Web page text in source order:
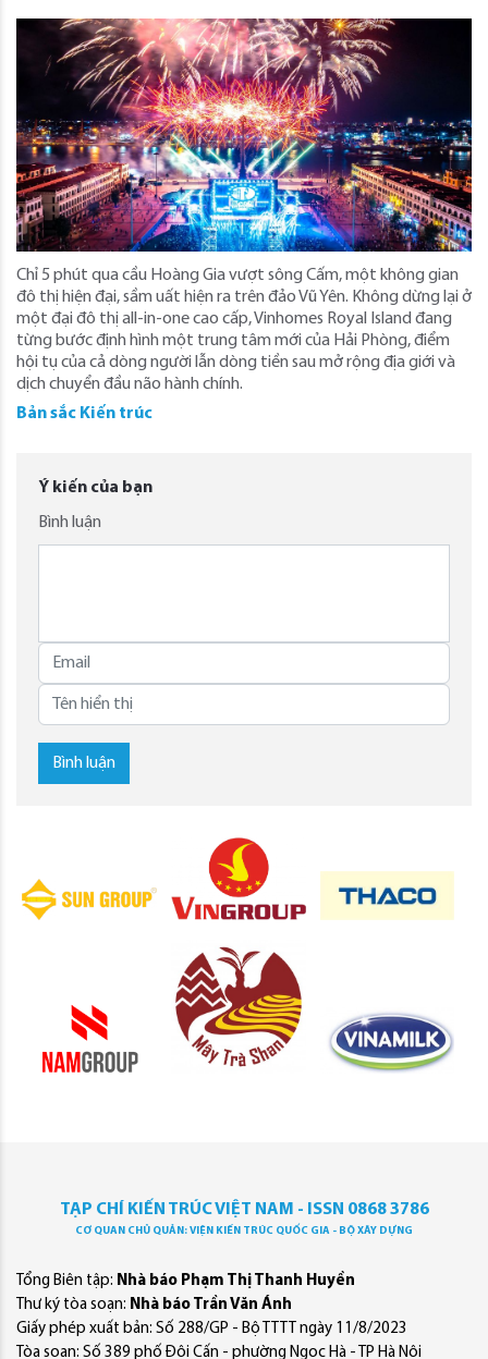
Chỉ 5 phút qua cầu Hoàng Gia vượt sông Cấm, một không gian
đô thị hiện đại, sầm uất hiện ra trên đảo Vũ Yên. Không dừng lại ở
một đại đô thị all-in-one cao cấp, Vinhomes Royal Island đang
từng bước định hình một trung tâm mới của Hải Phòng, điểm
hội tụ của cả dòng người lẫn dòng tiền sau mở rộng địa giới và
dịch chuyển đầu não hành chính.
Bản sắc Kiến trúc
Ý kiến của bạn
Bình luận
Bình luận
TẠP CHÍ KIẾN TRÚC VIỆT NAM - ISSN 0868 3786
CƠ QUAN CHỦ QUẢN: VIỆN KIẾN TRÚC QUỐC GIA - BỘ XÂY DỰNG
Tổng Biên tập: Nhà báo Phạm Thị Thanh Huyền
Thư ký tòa soạn: Nhà báo Trần Văn Ánh
Giấy phép xuất bản: Số 288/GP - Bộ TTTT ngày 11/8/2023
Tòa soạn: Số 389 phố Đội Cấn - phường Ngọc Hà - TP Hà Nội